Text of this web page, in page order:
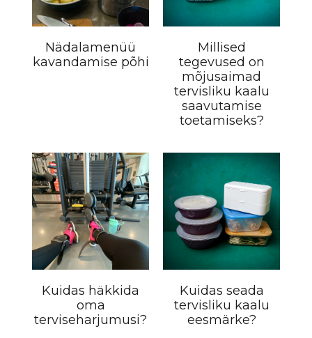
Nädalamenüü
kavandamise põhi
Millised
tegevused on
mõjusaimad
tervisliku kaalu
saavutamise
toetamiseks?
Kuidas häkkida
oma
terviseharjumusi?
Kuidas seada
tervisliku kaalu
eesmärke?